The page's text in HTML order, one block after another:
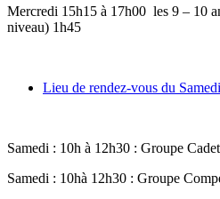
Mercredi 15h15 à 17h00 les 9 – 10
niveau) 1h45
Lieu de rendez-vous du
Samedi : 10h à 12h30 : Groupe
Samedi : 10hà 12h30 : Groupe